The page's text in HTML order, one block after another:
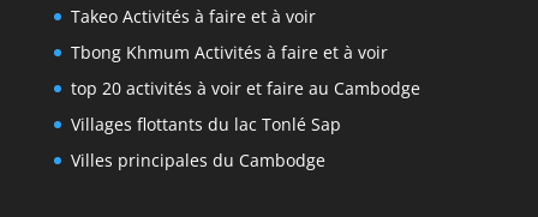
Takeo Activités à faire et à voir
Tbong Khmum Activités à faire et à voir
top 20 activités à voir et faire au Cambodge
Villages flottants du lac Tonlé Sap
Villes principales du Cambodge